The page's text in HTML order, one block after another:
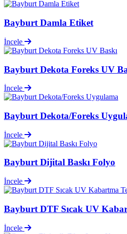
Bayburt Damla Etiket
İncele
Bayburt Dekota Foreks UV
İncele
Bayburt Dekota/Foreks
İncele
Bayburt Dijital Baskı Folyo
İncele
Bayburt DTF Sıcak UV
İncele